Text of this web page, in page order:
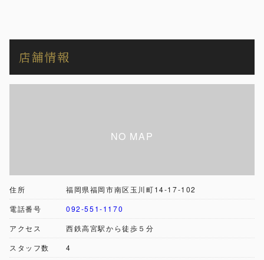
店舗情報
住所
福岡県福岡市南区玉川町14-17-102
電話番号
092-551-1170
アクセス
西鉄高宮駅から徒歩５分
スタッフ数
4